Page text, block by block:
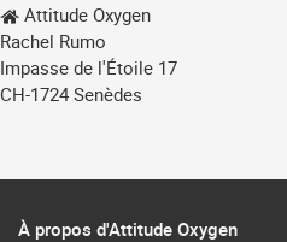
Attitude Oxygen
Rachel Rumo
Impasse de l'Étoile 17
CH-1724 Senèdes
À propos d'Attitude Oxygen